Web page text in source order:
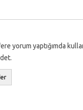
yorum yaptığımda